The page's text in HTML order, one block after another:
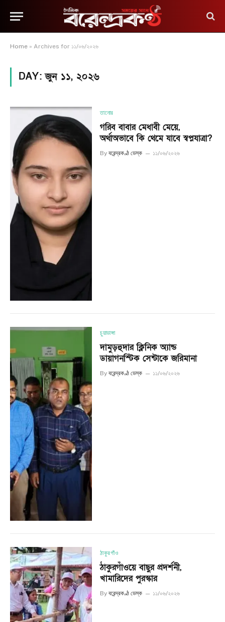
Home » Archives for ১১/০৬/২০২৬
DAY:জুন ১১, ২০২৬
তানোর
গরিব বাবার মেধাবী মেয়ে,
অর্থাঅভাবে কি থেমে যাবে স্বপ্নযাত্রা?
By বরেন্দ্রকণ্ঠ ডেস্ক ১১/০৬/২০২৬
চুয়াডাঙ্গা
দামুড়হুদার ক্লিনিক অ্যান্ড
ডায়াগনস্টিক সেন্টাকে জরিমানা
By বরেন্দ্রকণ্ঠ ডেস্ক ১১/০৬/২০২৬
ঠাকুরগাঁও
ঠাকুরগাঁওয়ে বাছুর প্রদর্শনী,
খামারিদের পুরস্কার
By বরেন্দ্রকণ্ঠ ডেস্ক ১১/০৬/২০২৬